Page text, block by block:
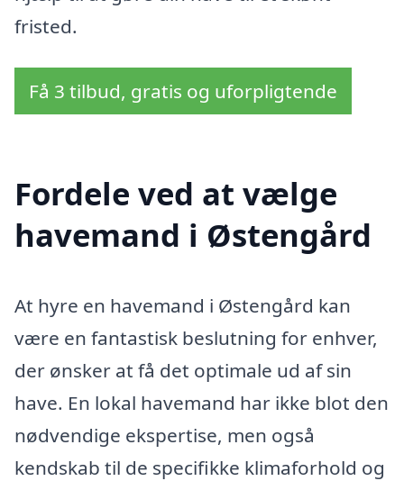
fristed.
Få 3 tilbud, gratis og uforpligtende
Fordele ved at vælge
havemand i Østengård
At hyre en havemand i Østengård kan
være en fantastisk beslutning for enhver,
der ønsker at få det optimale ud af sin
have. En lokal havemand har ikke blot den
nødvendige ekspertise, men også
kendskab til de specifikke klimaforhold og